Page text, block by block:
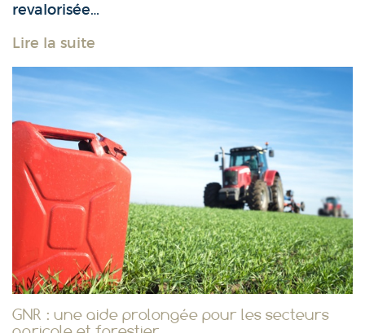
revalorisée…
Lire la suite
GNR : une aide prolongée pour les secteurs